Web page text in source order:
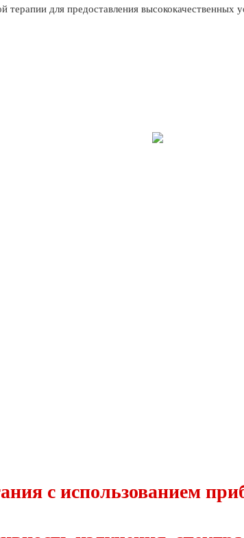
терапии для предоставления высококачественных
с использованием